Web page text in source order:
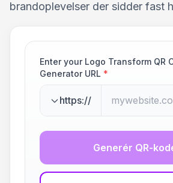
brandoplevelser der sidder fast
Enter your Logo Transform QR
Generator URL *
https://
Generér QR-